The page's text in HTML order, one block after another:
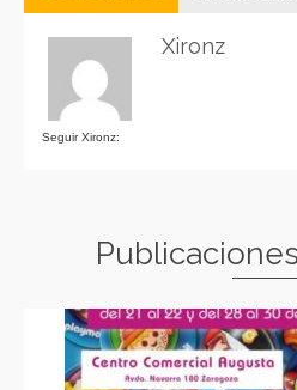
Seguir Xironz:
Xironz